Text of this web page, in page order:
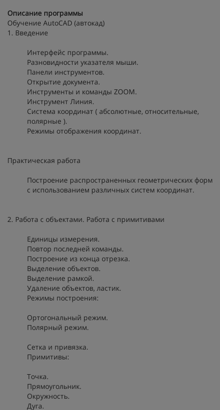
Описание программы
Обучение AutoCAD (автокад)
1. Введение
Интерфейс программы.
Разновидности указателя мыши.
Панели инструментов.
Открытие документа.
Инструменты и команды ZOOM.
Инструмент Линия.
Система координат ( абсолютные, относительные,
полярные ).
Режимы отображения координат.
Практическая работа
Построение распространенных геометрических форм
с использованием различных систем координат.
2. Работа с объектами. Работа с примитивами
Единицы измерения.
Повтор последней команды.
Построение из конца отрезка.
Выделение объектов.
Выделение рамкой.
Удаление объектов, ластик.
Режимы построения:
Ортогональный режим.
Полярный режим.
Сетка и привязка.
Примитивы:
Точка.
Прямоугольник.
Окружность.
Дуга.